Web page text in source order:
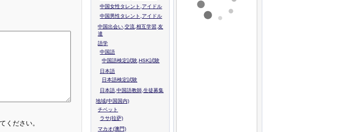
ください。
中国女性タレント,アイドル
中国男性タレント,アイドル
中国出会い,交流,相互学習,友
達
語学
中国語
中国語検定試験,HSK試験
日本語
日本語検定試験
日本語,中国語教師,生徒募集
地域(中国国内)
チベット
ラサ(拉萨)
マカオ(澳門)